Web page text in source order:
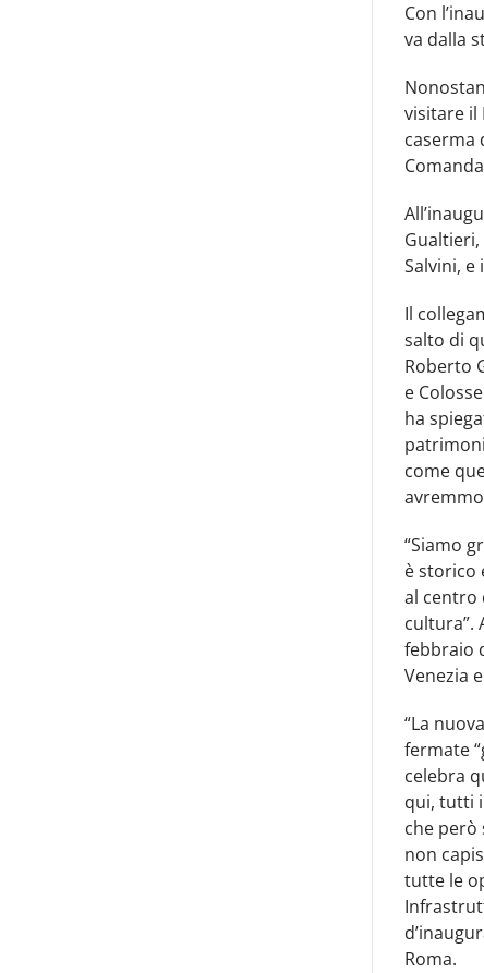
Con
va dalla
visitare il
caserma
Salvini,
Il
salto di
Roberto
e
ha
come
“Siamo
è storico
al centro
cultura”.
febbraio
Venezia
“La
fermate
celebra
qui, tutti
che però
non
tutte le
Roma.